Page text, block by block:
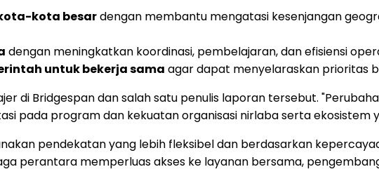
kota besardengan membantu mengatasi kesenjangan
dengan meningkatkan koordinasi, pembelajaran, dan efisiensi
untuk bekerja sama agar dapat menyelaraskan prioritas
di Bridgespan dan salah satu penulis laporan tersebut.
pada program dan kekuatan organisasi nirlaba serta ekosistem
pendekatan yang lebih fleksibel dan berdasarkan
perantara memperluas akses ke layanan bersama,